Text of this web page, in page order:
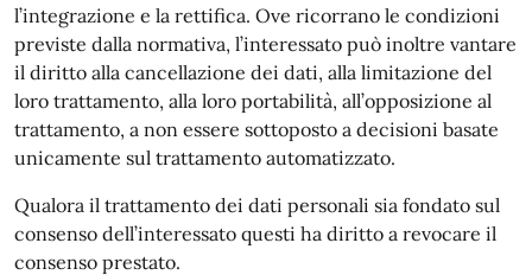
l’integrazione e la rettifica. Ove ricorrano le condizioni
previste dalla normativa, l’interessato può inoltre vantare
il diritto alla cancellazione dei dati, alla limitazione del
loro trattamento, alla loro portabilità, all’opposizione al
trattamento, a non essere sottoposto a decisioni basate
unicamente sul trattamento automatizzato.
Qualora il trattamento dei dati personali sia fondato sul
consenso dell’interessato questi ha diritto a revocare il
consenso prestato.